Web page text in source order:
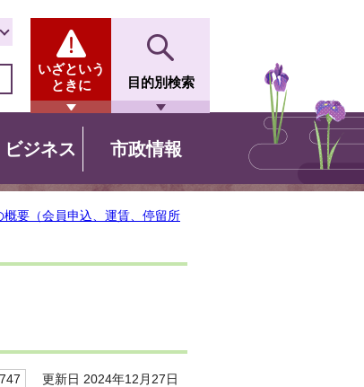
いざという
ときに
目的別検索
ジネス 市政情報
概要（会員申込、運賃、停留所
更新日 2024年12月27日